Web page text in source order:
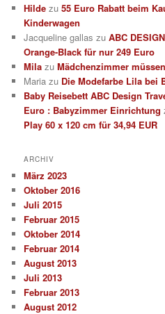
Hilde zu55 Euro Rabatt beim
Kinderwagen
Jacqueline gallas zuABC
Orange-Black für nur 249 Euro
Mila zuMädchenzimmer
Maria zu Die Modefarbe Lila bei
Baby Reisebett ABC Design
Euro : Babyzimmer Einrichtung
Play 60 x 120 cm für 34,94 EUR
ARCHIV
März 2023
Oktober 2016
Juli 2015
Februar 2015
Oktober 2014
Februar 2014
August 2013
Juli 2013
Februar 2013
August 2012